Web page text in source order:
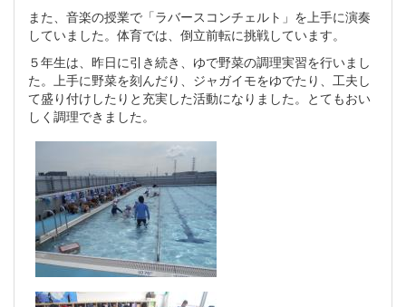
また、音楽の授業で「ラバースコンチェルト」を上手に演奏
していました。体育では、倒立前転に挑戦しています。
５年生は、昨日に引き続き、ゆで野菜の調理実習を行いまし
た。上手に野菜を刻んだり、ジャガイモをゆでたり、工夫し
て盛り付けしたりと充実した活動になりました。とてもおい
しく調理できました。